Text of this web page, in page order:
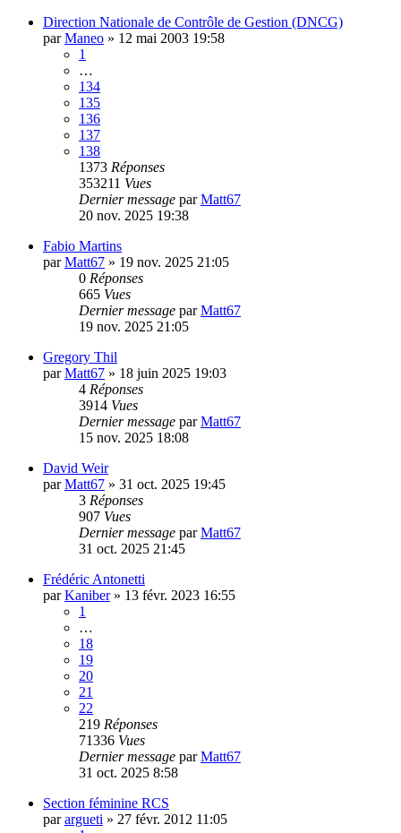
Direction Nationale de Contrôle de Gestion (DNCG)
parManeo » 12 mai 2003 19:58
1
…
134
135
136
137
138
1373 Réponses
353211 Vues
Dernier message parMatt67
20 nov. 2025 19:38
Fabio Martins
parMatt67 » 19 nov. 2025 21:05
0 Réponses
665 Vues
Dernier message parMatt67
19 nov. 2025 21:05
Gregory Thil
parMatt67 » 18 juin 2025 19:03
4 Réponses
3914 Vues
Dernier message parMatt67
15 nov. 2025 18:08
David Weir
parMatt67 » 31 oct. 2025 19:45
3 Réponses
907 Vues
Dernier message parMatt67
31 oct. 2025 21:45
Frédéric Antonetti
parKaniber» 13 févr. 2023 16:55
1
…
18
19
20
21
22
219 Réponses
71336 Vues
Dernier message parMatt67
31 oct. 2025 8:58
Section féminine RCS
parargueti » 27 févr. 2012 11:05